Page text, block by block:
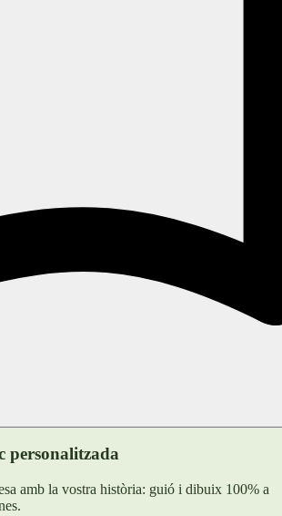
personalitzada
amb la vostra història: guió i dibuix 100% a